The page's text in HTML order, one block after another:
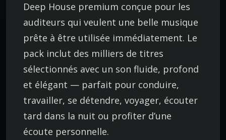
Deep House premium conçue pour les
auditeurs qui veulent une belle musique
prête à être utilisée immédiatement. Le
pack inclut des milliers de titres
sélectionnés avec un son fluide, profond
et élégant — parfait pour conduire,
travailler, se détendre, voyager, écouter
tard dans la nuit ou profiter d’une
écoute personnelle.